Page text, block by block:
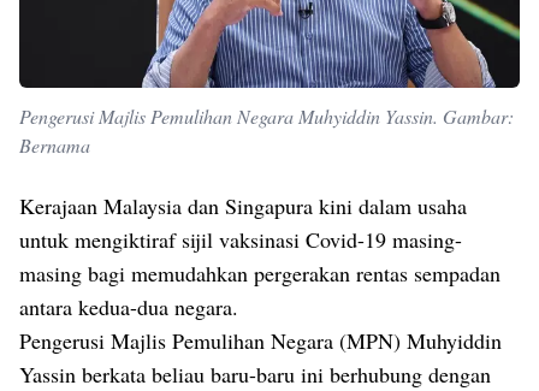
Pengerusi Majlis Pemulihan Negara Muhyiddin Yassin. Gambar:
Bernama
Kerajaan Malaysia dan Singapura kini dalam usaha
untuk mengiktiraf sijil vaksinasi Covid-19 masing-
masing bagi memudahkan pergerakan rentas sempadan
antara kedua-dua negara.
Pengerusi Majlis Pemulihan Negara (MPN) Muhyiddin
Yassin berkata beliau baru-baru ini berhubung dengan